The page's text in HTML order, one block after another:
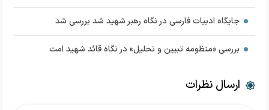
جایگاه ادبیات فارسی در نگاه رهبر شهید شد بررسی شد
بررسی «منظومه تبیین و تحلیل» در نگاه قائد شهید امت
ارسال نظرات